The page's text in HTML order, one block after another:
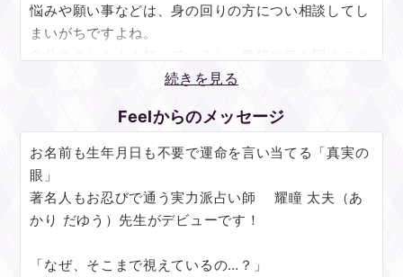
悩みや願い事などは、身の回りの方につい相談してし
まいがちですよね。
ご家族やお友達だからこそ、無意識のうらやましさや
嫉妬、心配など『その方の立場』からあなた様のこと
を見てしまい、あなた様自身のことを「視る」ことが
出来ないのですね。
あなた自身のことを透き通るように『視る』ことが出
続きを見る
Feelからのメッセージ
お名前も生年月日も不要で運命を言い当てる「真実の
眼」
著名人もお忍びで通う実力派占い師 耀瞳 太夫（あ
かり だゆう）先生がデビューです！
「なぜ、そこまで視えているの…？」